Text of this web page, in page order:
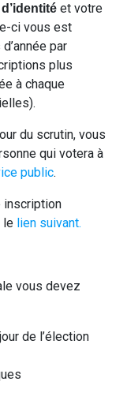
et votre
ci vous est
par
plus
à chaque
du scrutin, vous
qui votera à
public.
inscription
le lien suivant.
vous devez
de l’élection